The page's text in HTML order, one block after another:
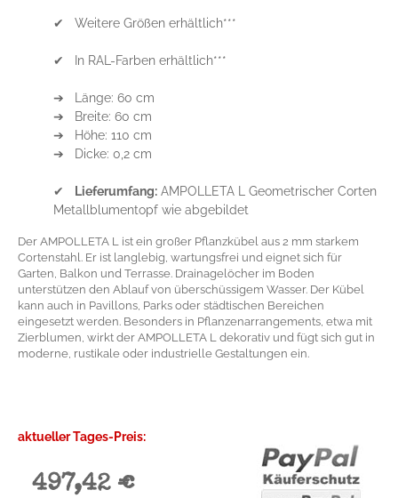
✔ Weitere Größen erhältlich***
✔ In RAL-Farben erhältlich***
➔ Länge: 60 cm
➔ Breite: 60 cm
➔ Höhe: 110 cm
➔ Dicke: 0,2 cm
✔ Lieferumfang: AMPOLLETA L Geometrischer Corten
Metallblumentopf wie abgebildet
Der AMPOLLETA L ist ein großer Pflanzkübel aus 2 mm starkem
Cortenstahl. Er ist langlebig, wartungsfrei und eignet sich für
Garten, Balkon und Terrasse. Drainagelöcher im Boden
unterstützen den Ablauf von überschüssigem Wasser. Der Kübel
kann auch in Pavillons, Parks oder städtischen Bereichen
eingesetzt werden. Besonders in Pflanzenarrangements, etwa mit
Zierblumen, wirkt der AMPOLLETA L dekorativ und fügt sich gut in
moderne, rustikale oder industrielle Gestaltungen ein.
aktueller Tages-Preis:
497,42 €